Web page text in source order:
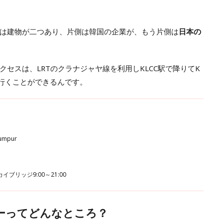
建物が二つあり、片側は韓国の企業が、もう片側は日本の
セスは、LRTのクラナジャヤ線を利用しKLCC駅で降りてK
ことができるんです。
イブリッジ9:00～21:00
てどんなところ？